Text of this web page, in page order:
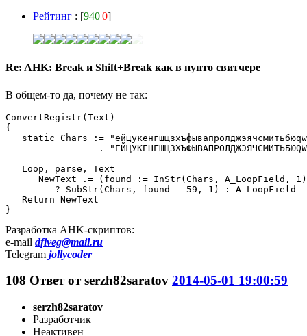
Рейтинг : [940|0]
Re: AHK: Break и Shift+Break как в пунто свитчере
В общем-то да, почему не так:
ConvertRegistr(Text)
{
static Chars :=
.
   Loop, parse, Text
NewText .= (found := InStr(Chars, A_LoopField,
         ? SubStr(Chars, found - 59, 1) : A_LoopField
   Return NewText
}
Разработка AHK-скриптов:
e-mail dfiveg@mail.ru
Telegram jollycoder
108 Ответ отserzh82saratov 2014-05-01 19:00:59
serzh82saratov
Разработчик
Неактивен